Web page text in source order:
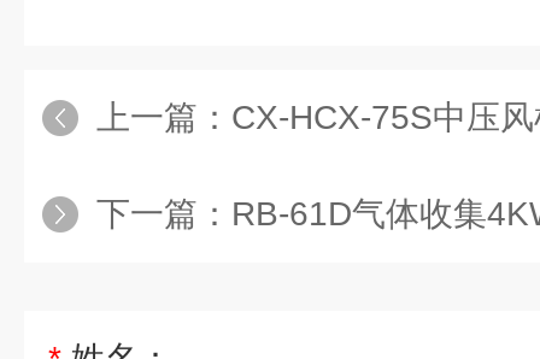
上一篇： CX-HCX-75S中压
下一篇： RB-61D气体收集